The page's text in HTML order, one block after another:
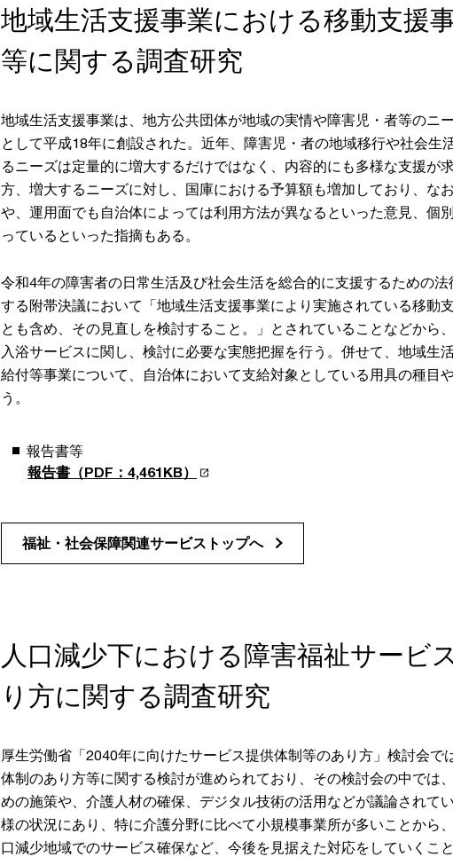
地域生活支援事業における移動支援
等に関する調査研究
地域生活支援事業は、地方公共団体が地域の実情や障害児・者等のニ
として平成18年に創設された。近年、障害児・者の地域移行や社会生
るニーズは定量的に増大するだけではなく、内容的にも多様な支援が
方、増大するニーズに対し、国庫における予算額も増加しており、な
や、運用面でも自治体によっては利用方法が異なるといった意見、個
っているといった指摘もある。
令和4年の障害者の日常生活及び社会生活を総合的に支援するための
する附帯決議において「地域生活支援事業により実施されている移動
とも含め、その見直しを検討すること。」とされていることなどから
入浴サービスに関し、検討に必要な実態把握を行う。併せて、地域生
給付等事業について、自治体において支給対象としている用具の種目
う。
報告書等
報告書（PDF：4,461KB）
福祉・社会保障関連サービストップへ
人口減少下における障害福祉サービ
り方に関する調査研究
厚生労働省「2040年に向けたサービス提供体制等のあり方」検討会で
体制のあり方等に関する検討が進められており、その検討会の中では
めの施策や、介護人材の確保、デジタル技術の活用などが議論されて
様の状況にあり、特に介護分野に比べて小規模事業所が多いことから
口減少地域でのサービス確保など、今後を見据えた対応をしていくこ